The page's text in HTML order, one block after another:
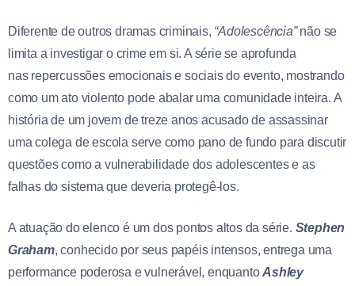
Diferente de outros dramas criminais, “Adolescência”não se
limita a investigar o crime em si. A série se aprofunda
nas repercussões emocionais e sociais do evento, mostrando
como um ato violento pode abalar uma comunidade inteira. A
história de um jovem de treze anos acusado de assassinar
uma colega de escola serve como pano de fundo para discutir
questões como a vulnerabilidade dos adolescentes e as
falhas do sistema que deveria protegê-los.
A atuação do elenco é um dos pontos altos da série. Stephen
Graham, conhecido por seus papéis intensos, entrega uma
performance poderosa e vulnerável, enquantoAshley